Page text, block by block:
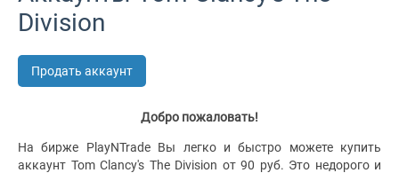
Division
Продать аккаунт
Добро пожаловать!
На бирже PlayNTrade Вы легко и быстро можете купить
аккаунт Tom Clancy's The Division от 90 руб. Это недорого и